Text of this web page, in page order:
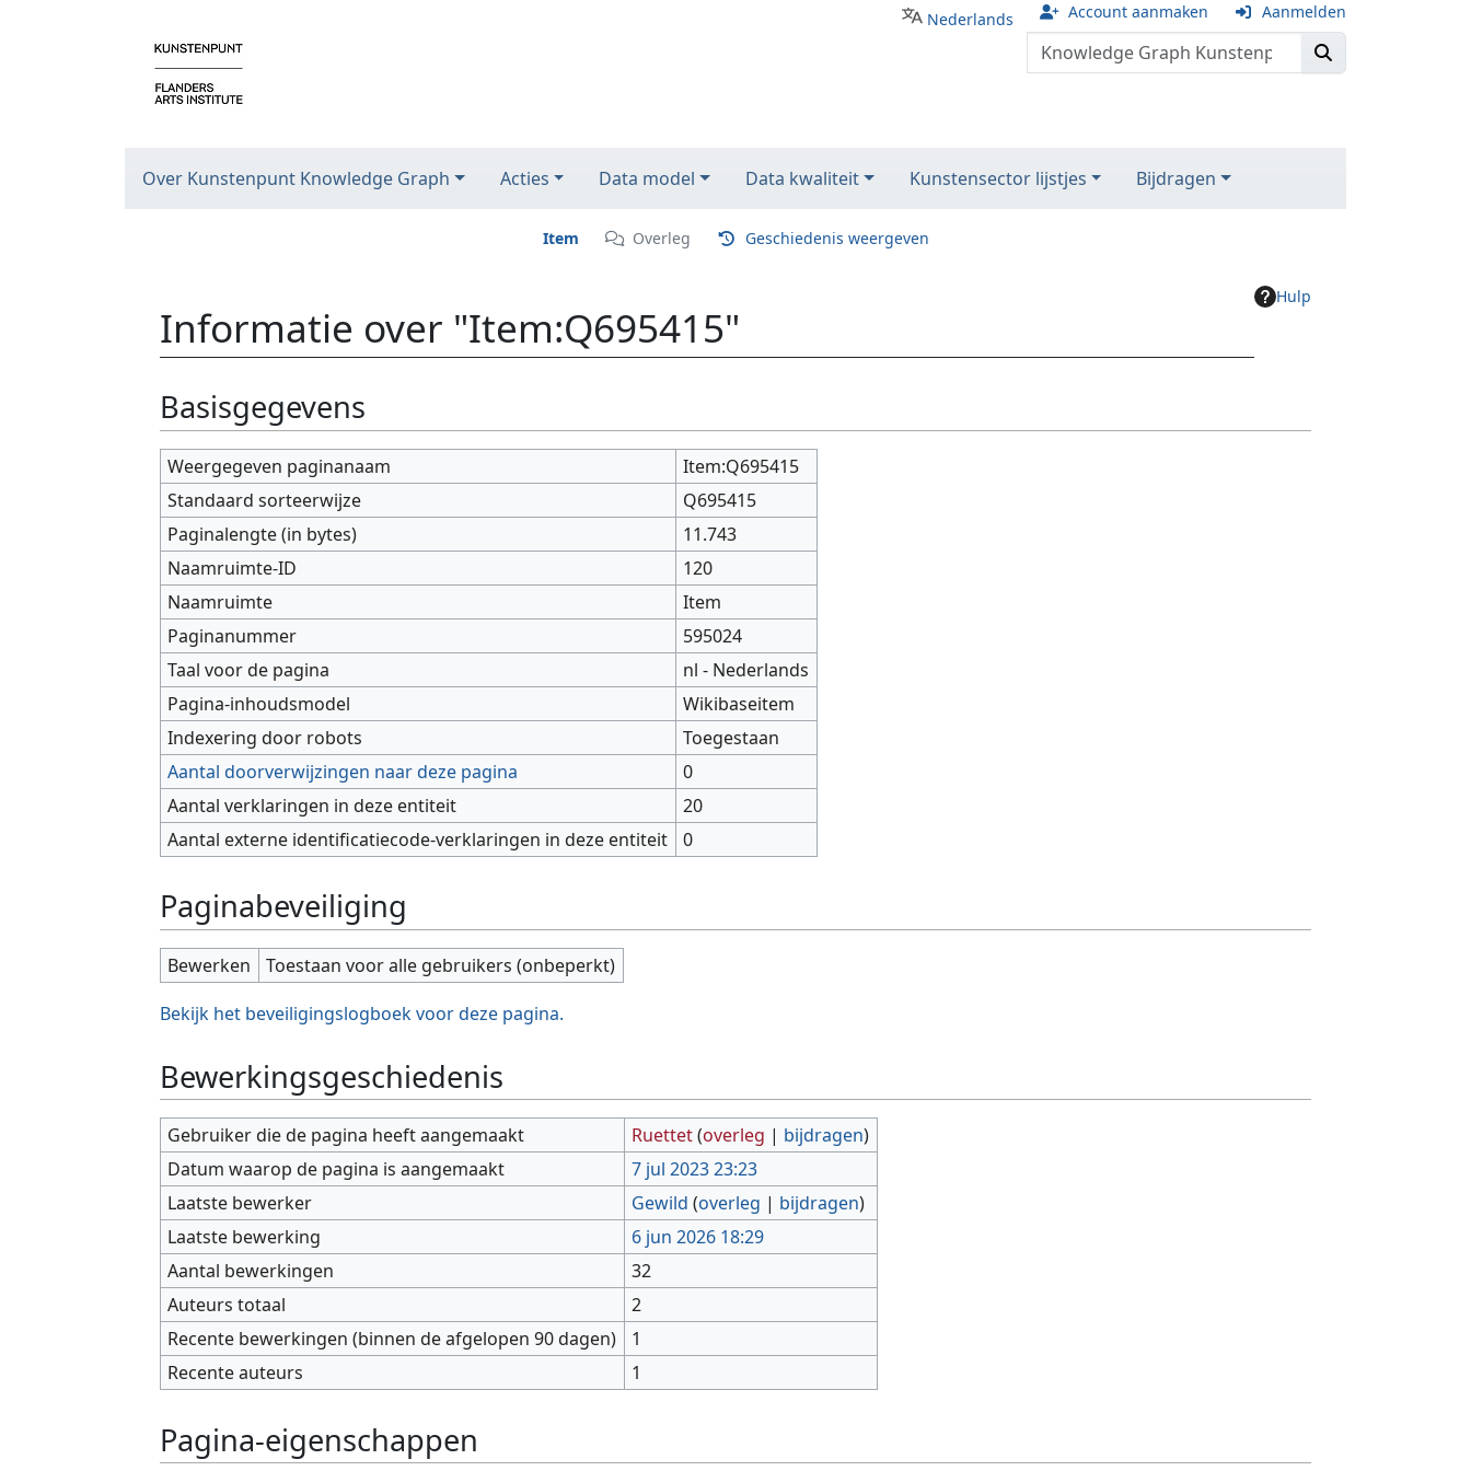
Nederlands Account aanmaken Aanmelden
Over Kunstenpunt Knowledge Graph Acties Data model Data kwaliteit Kunstensector lijstjes Bijdragen
Item Overleg Geschiedenis weergeven
Hulp
Informatie over "Item:Q695415"
Basisgegevens
Weergegeven paginanaam
Item:Q695415
Standaard sorteerwijze
Q695415
Paginalengte (in bytes)
11.743
Naamruimte-ID
120
Naamruimte
Item
Paginanummer
595024
Taal voor de pagina
nl - Nederlands
Pagina-inhoudsmodel
Wikibaseitem
Indexering door robots
Toegestaan
Aantal doorverwijzingen naar deze pagina
0
Aantal verklaringen in deze entiteit
20
Aantal externe identificatiecode-verklaringen in deze entiteit
0
Paginabeveiliging
Bewerken
Toestaan voor alle gebruikers (onbeperkt)
Bekijk het beveiligingslogboek voor deze pagina.
Bewerkingsgeschiedenis
Gebruiker die de pagina heeft aangemaakt Ruettet(overleg | bijdragen)
Datum waarop de pagina is aangemaakt
7 jul 2023 23:23
Laatste bewerker
Gewild (overleg | bijdragen)
Laatste bewerking
6 jun 2026 18:29
Aantal bewerkingen
32
Auteurs totaal
2
Recente bewerkingen (binnen de afgelopen 90 dagen)
1
Recente auteurs
1
Pagina-eigenschappen